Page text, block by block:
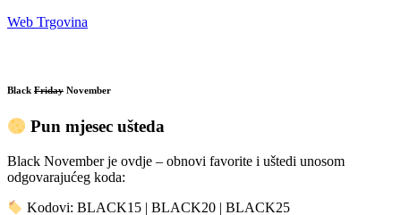
Web Trgovina
Black Friday November
Pun mjesec ušteda
Black November je ovdje – obnovi favorite i uštedi unosom
odgovarajućeg koda:
Kodovi: BLACK15 | BLACK20 | BLACK25